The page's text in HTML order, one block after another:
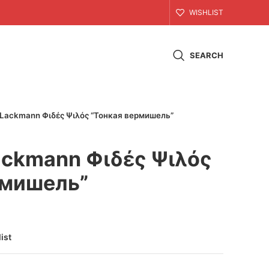
WISHLIST
SEARCH
Φιδές Ψιλός “Тонкая вермишель”
Φιδές Ψιλός